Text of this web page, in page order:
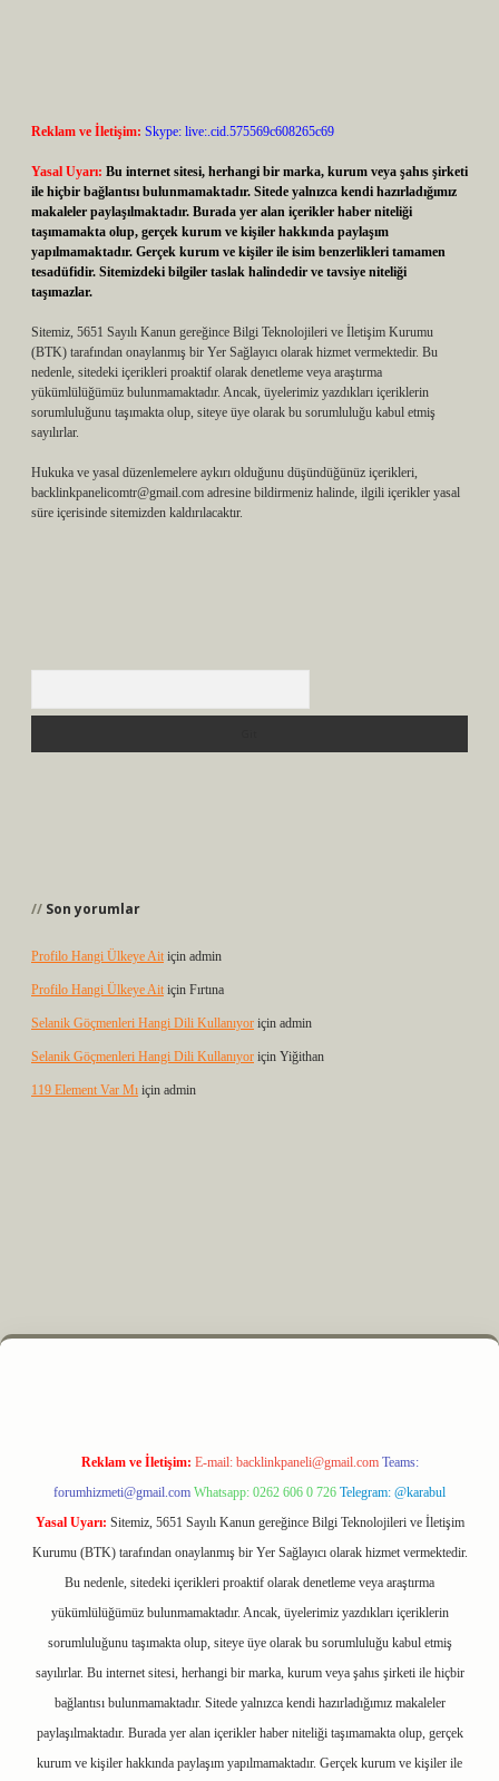
Reklam ve İletişim: Skype: live:.cid.575569c608265c69
Yasal Uyarı: Bu internet sitesi, herhangi bir marka, kurum veya şahıs şirketi
ile hiçbir bağlantısı bulunmamaktadır. Sitede yalnızca kendi hazırladığımız
makaleler paylaşılmaktadır. Burada yer alan içerikler haber niteliği
taşımamakta olup, gerçek kurum ve kişiler hakkında paylaşım
yapılmamaktadır. Gerçek kurum ve kişiler ile isim benzerlikleri tamamen
tesadüfidir. Sitemizdeki bilgiler taslak halindedir ve tavsiye niteliği
taşımazlar.
Sitemiz, 5651 Sayılı Kanun gereğince Bilgi Teknolojileri ve İletişim Kurumu
(BTK) tarafından onaylanmış bir Yer Sağlayıcı olarak hizmet vermektedir. Bu
nedenle, sitedeki içerikleri proaktif olarak denetleme veya araştırma
yükümlülüğümüz bulunmamaktadır. Ancak, üyelerimiz yazdıkları içeriklerin
sorumluluğunu taşımakta olup, siteye üye olarak bu sorumluluğu kabul etmiş
sayılırlar.
Hukuka ve yasal düzenlemelere aykırı olduğunu düşündüğünüz içerikleri,
backlinkpanelicomtr@gmail.com adresine bildirmeniz halinde, ilgili içerikler yasal
süre içerisinde sitemizden kaldırılacaktır.
Son yorumlar
Profilo Hangi Ülkeye Ait için admin
Profilo Hangi Ülkeye Ait için Fırtına
Selanik Göçmenleri Hangi Dili Kullanıyor için admin
Selanik Göçmenleri Hangi Dili Kullanıyor için Yiğithan
119 Element Var Mı için admin
m elexbet
Reklam ve İletişim: E-mail: backlinkpaneli@gmail.com Teams:
forumhizmeti@gmail.com Whatsapp: 0262 606 0 726 Telegram: @karabul
Yasal Uyarı: Sitemiz, 5651 Sayılı Kanun gereğince Bilgi Teknolojileri ve İletişim
Kurumu (BTK) tarafından onaylanmış bir Yer Sağlayıcı olarak hizmet vermektedir.
Bu nedenle, sitedeki içerikleri proaktif olarak denetleme veya araştırma
yükümlülüğümüz bulunmamaktadır. Ancak, üyelerimiz yazdıkları içeriklerin
sorumluluğunu taşımakta olup, siteye üye olarak bu sorumluluğu kabul etmiş
sayılırlar. Bu internet sitesi, herhangi bir marka, kurum veya şahıs şirketi ile hiçbir
bağlantısı bulunmamaktadır. Sitede yalnızca kendi hazırladığımız makaleler
paylaşılmaktadır. Burada yer alan içerikler haber niteliği taşımamakta olup, gerçek
kurum ve kişiler hakkında paylaşım yapılmamaktadır. Gerçek kurum ve kişiler ile